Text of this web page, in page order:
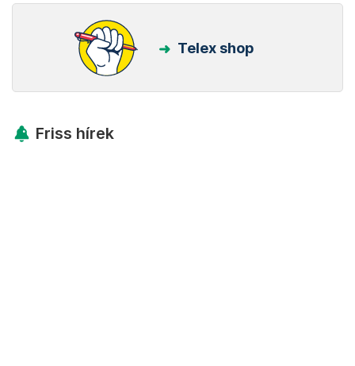
Telex shop
Friss hírek